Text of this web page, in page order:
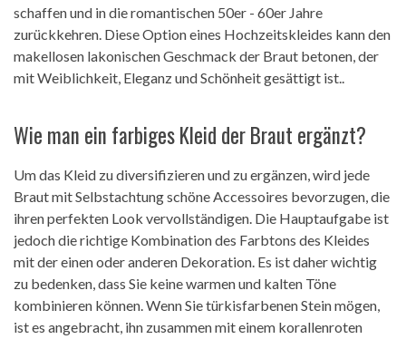
schaffen und in die romantischen 50er - 60er Jahre
zurückkehren. Diese Option eines Hochzeitskleides kann den
makellosen lakonischen Geschmack der Braut betonen, der
mit Weiblichkeit, Eleganz und Schönheit gesättigt ist..
Wie man ein farbiges Kleid der Braut ergänzt?
Um das Kleid zu diversifizieren und zu ergänzen, wird jede
Braut mit Selbstachtung schöne Accessoires bevorzugen, die
ihren perfekten Look vervollständigen. Die Hauptaufgabe ist
jedoch die richtige Kombination des Farbtons des Kleides
mit der einen oder anderen Dekoration. Es ist daher wichtig
zu bedenken, dass Sie keine warmen und kalten Töne
kombinieren können. Wenn Sie türkisfarbenen Stein mögen,
ist es angebracht, ihn zusammen mit einem korallenroten